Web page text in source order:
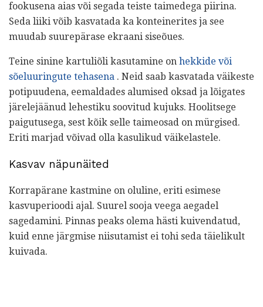
fookusena aias või segada teiste taimedega piirina.
Seda liiki võib kasvatada ka konteinerites ja see
muudab suurepärase ekraani siseõues.
Teine sinine kartuliõli kasutamine on hekkide või
sõeluuringute tehasena . Neid saab kasvatada väikeste
potipuudena, eemaldades alumised oksad ja lõigates
järelejäänud lehestiku soovitud kujuks. Hoolitsege
paigutusega, sest kõik selle taimeosad on mürgised.
Eriti marjad võivad olla kasulikud väikelastele.
Kasvav näpunäited
Korrapärane kastmine on oluline, eriti esimese
kasvuperioodi ajal. Suurel sooja veega aegadel
sagedamini. Pinnas peaks olema hästi kuivendatud,
kuid enne järgmise niisutamist ei tohi seda täielikult
kuivada.